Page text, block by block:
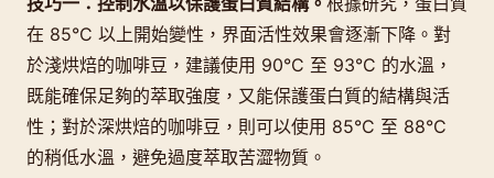
在 85°C 以上開始變性，界面活性效果會逐漸下降。對
於淺烘焙的咖啡豆，建議使用 90°C 至 93°C 的水溫，
既能確保足夠的萃取強度，又能保護蛋白質的結構與活
性；對於深烘焙的咖啡豆，則可以使用 85°C 至 88°C
的稍低水溫，避免過度萃取苦澀物質。